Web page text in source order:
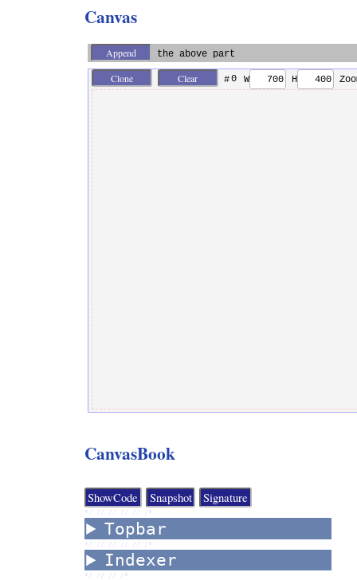
Canvas
the above part
#0 W H
CanvasBook
*/ // // // // /*
Topbar
*/ // // // // /*
Indexer
*/ // // /*